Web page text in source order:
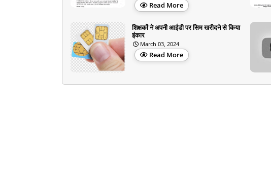
Read More
शिक्षकों ने अपनी आईडी पर सिम खरीदने से किया
इंकार
March 03, 2024
Read More